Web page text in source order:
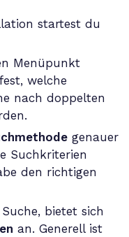
startest du
Menüpunkt
welche
nach doppelten
genauer
Suchkriterien
den richtigen
bietet sich
an. Generell ist